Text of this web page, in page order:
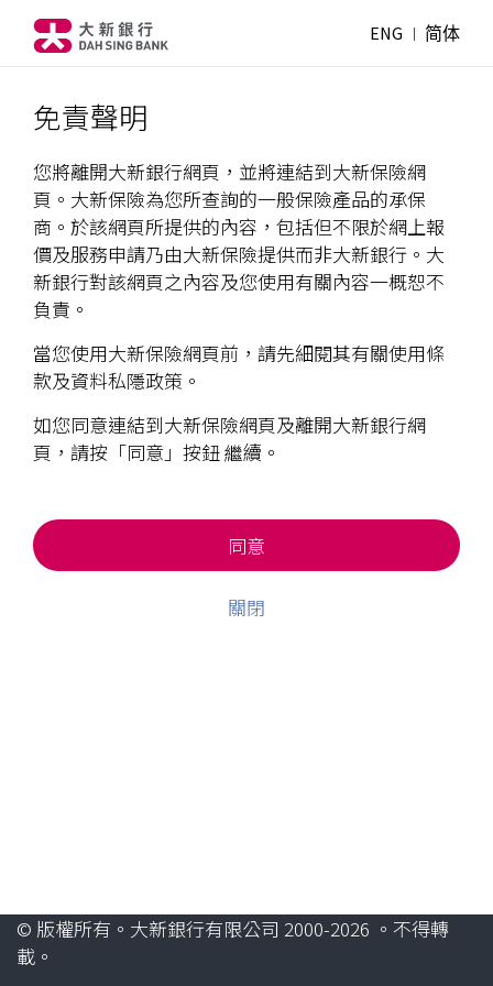
ENG 简体
免責聲明
您將離開大新銀行網頁，並將連結到大新保險網
頁。大新保險為您所查詢的一般保險產品的承保
商。於該網頁所提供的內容，包括但不限於網上報
價及服務申請乃由大新保險提供而非大新銀行。大
新銀行對該網頁之內容及您使用有關內容一概恕不
負責。
當您使用大新保險網頁前，請先細閱其有關使用條
款及資料私隱政策。
如您同意連結到大新保險網頁及離開大新銀行網
頁，請按「同意」按鈕 繼續。
關閉
同意
© 版權所有。大新銀行有限公司 2000-2026 。不得轉
載。